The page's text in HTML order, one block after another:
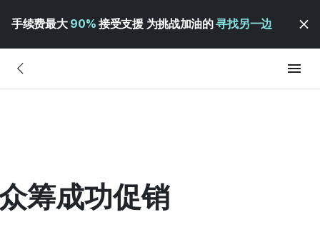
手续费最大 90% 接受支援 为挑战加油的寻找另一边
筹成功促销